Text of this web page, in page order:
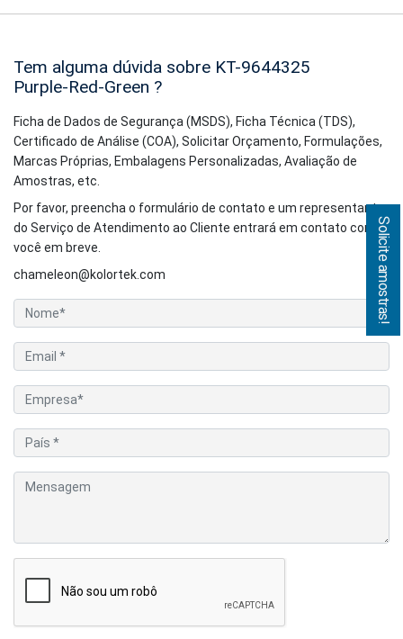
Tem alguma dúvida sobre KT-9644325
Purple-Red-Green ?
Ficha de Dados de Segurança (MSDS), Ficha Técnica (TDS),
Certificado de Análise (COA), Solicitar Orçamento, Formulações,
Marcas Próprias, Embalagens Personalizadas, Avaliação de
Amostras, etc.
Por favor, preencha o formulário de contato e um representante
do Serviço de Atendimento ao Cliente entrará em contato com
você em breve.
chameleon@kolortek.com
Solicite amostras!